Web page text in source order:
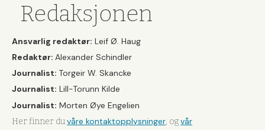
Redaksjonen
Ansvarlig redaktør: Leif Ø. Haug
Redaktør: Alexander Schindler
Journalist: Torgeir W. Skancke
Journalist: Lill-Torunn Kilde
Journalist: Morten Øye Engelien
Her finner duvåre kontaktopplysninger, ogvår